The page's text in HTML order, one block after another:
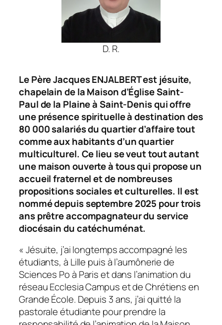
D. R.
Le Père Jacques ENJALBERT est jésuite,
chapelain de la Maison d’Église Saint-
Paul de la Plaine à Saint-Denis qui offre
une présence spirituelle à destination des
80 000 salariés du quartier d’affaire tout
comme aux habitants d’un quartier
multiculturel. Ce lieu se veut tout autant
une maison ouverte à tous qui propose un
accueil fraternel et de nombreuses
propositions sociales et culturelles. Il est
nommé depuis septembre 2025 pour trois
ans prêtre accompagnateur du service
diocésain du catéchuménat.
« Jésuite, j’ai longtemps accompagné les
étudiants, à Lille puis à l’aumônerie de
Sciences Po à Paris et dans l’animation du
réseau Ecclesia Campus et de Chrétiens en
Grande École. Depuis 3 ans, j’ai quitté la
pastorale étudiante pour prendre la